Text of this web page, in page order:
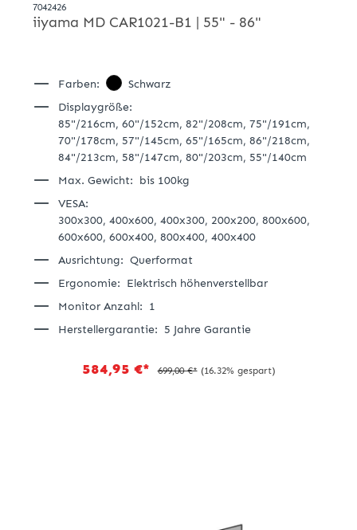
7042426
iiyama MD CAR1021-B1 | 55" - 86"
Farben:
Schwarz
Displaygröße:
85"/216cm, 60"/152cm, 82"/208cm, 75"/191cm,
70"/178cm, 57"/145cm, 65"/165cm, 86"/218cm,
84"/213cm, 58"/147cm, 80"/203cm, 55"/140cm
Max. Gewicht: bis 100kg
VESA:
300x300, 400x600, 400x300, 200x200, 800x600,
600x600, 600x400, 800x400, 400x400
Ausrichtung: Querformat
Ergonomie: Elektrisch höhenverstellbar
Monitor Anzahl: 1
Herstellergarantie: 5 Jahre Garantie
584,95 €* 699,00 €* (16.32% gespart)